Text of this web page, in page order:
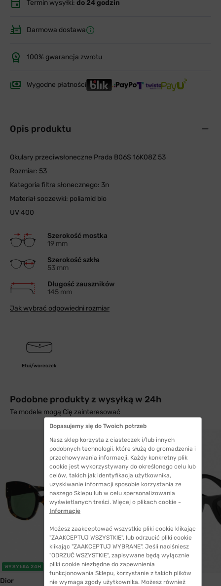
Termin wysyłki: do 24 godzin
Darmowa dostawa
100% gwarancja zwrotu
Wygodne płatności
Opis produktu
Okulary przeciwsłoneczne Prada B06S 16K08Z 53
Rozmiar: 53
Kategoria filtra słonecznego: 3n
Materiał soczewki: poliamid bio
UV 400
Szerokość mostka
19 mm
Szerokość szkła
53 mm
Długość zauszników
145 mm
Jak wybrać odpowiedni rozmiar
Etui/woreczek
Podobne produkty z wysyłką w 24h
Te modele mogą Cię zainteresować
WYSYŁKA 24H
Dior Miu Miu
Dopasujemy się do Twoich potrzeb
Nasz sklep korzysta z ciasteczek i/lub innych
podobnych technologii, które służą do gromadzenia i
przechowywania informacji. Każdy konkretny plik
cookie jest wykorzystywany do określonego celu lub
celów, takich jak identyfikacja użytkownika,
uzyskiwanie informacji sposobie korzystania ze
naszego Sklepu lub w celu spersonalizowania
wyświetlanych treści. Więcej o plikach cookie -
Informacje
Możesz zaakceptować wszystkie pliki cookie klikając
"ZAAKCEPTUJ WSZYSTKIE", lub odrzucić pliki cookie
klikając "ZAAKCEPTUJ WYBRANE". Jeśli naciśniesz
"ODRZUĆ WSZYSTKIE", zapisywane będą wyłącznie
pliki cookie niezbędne do zapewnienia
funkcjonowania Sklepu, korzystanie z takich plików
nie wymaga zgody użytkownika. Możesz również